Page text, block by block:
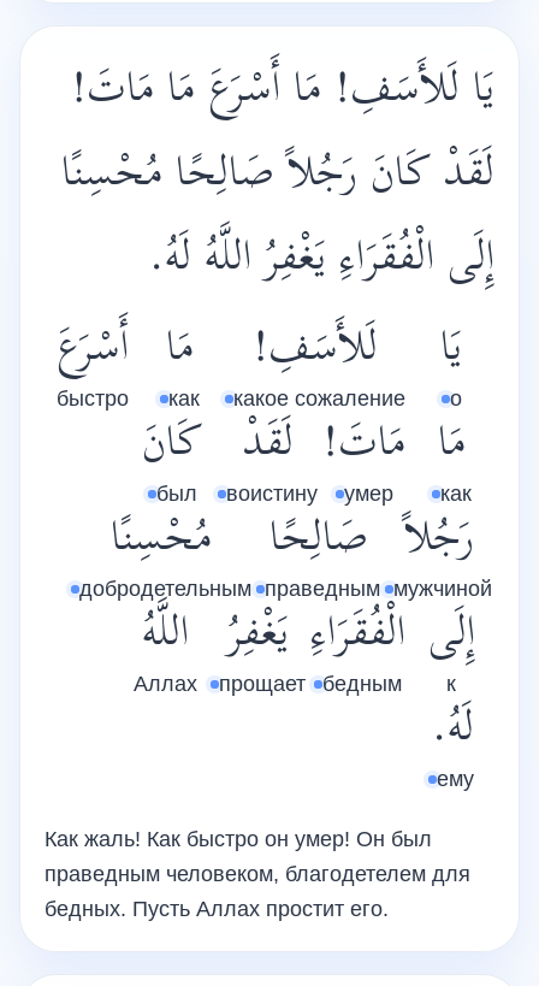
يَا لَلأَسَفِ! مَا أَسْرَعَ مَا مَاتَ!
لَقَدْ كَانَ رَجُلاً صَالِحًا مُحْسِنًا
إِلَى الْفُقَرَاءِ يَغْفِرُ اللَّهُ لَهُ.
يَا
о
لَلأَسَفِ!
какое сожаление
مَا
как
أَسْرَعَ
быстро
مَا
как
مَاتَ!
умер
لَقَدْ
воистину
كَانَ
был
رَجُلاً
мужчиной
صَالِحًا
праведным
مُحْسِنًا
добродетельным
إِلَى
к
الْفُقَرَاءِ
бедным
يَغْفِرُ
прощает
اللَّهُ
Аллах
لَهُ.
ему
Как жаль! Как быстро он умер! Он был
праведным человеком, благодетелем для
бедных. Пусть Аллах простит его.